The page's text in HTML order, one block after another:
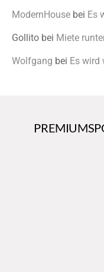
ModernHouse bei Es
Gollito bei Miete
Wolfgang bei Es wird